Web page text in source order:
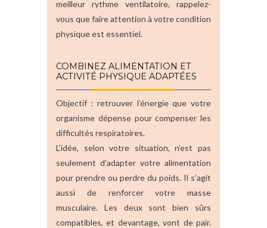
meilleur rythme ventilatoire, rappelez-
vous que faire attention à votre condition
physique est essentiel.
COMBINEZ ALIMENTATION ET
ACTIVITÉ PHYSIQUE ADAPTÉES
Objectif : retrouver l’énergie que votre
organisme dépense pour compenser les
difficultés respiratoires.
L’idée, selon votre situation, n’est pas
seulement d’adapter votre alimentation
pour prendre ou perdre du poids. Il s’agit
aussi de renforcer votre masse
musculaire. Les deux sont bien sûrs
compatibles, et devantage, vont de pair.